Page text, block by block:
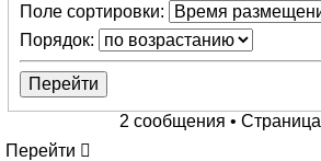
Поле сортировки:
Порядок:
2 сообщения • Страница
Перейти